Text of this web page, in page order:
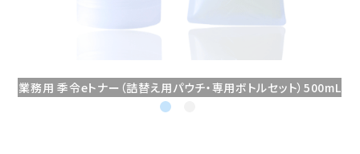
プライバシーポリシー
業務用 季令eトナー（詰替え用パウチ・専用ボトルセット）500mL